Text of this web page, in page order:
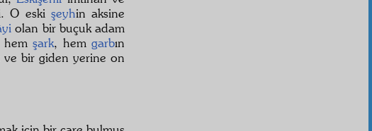
O eski şeyhin aksine
olan bir buçuk adam
hemşark, hemgarbın
ve bir giden yerine on